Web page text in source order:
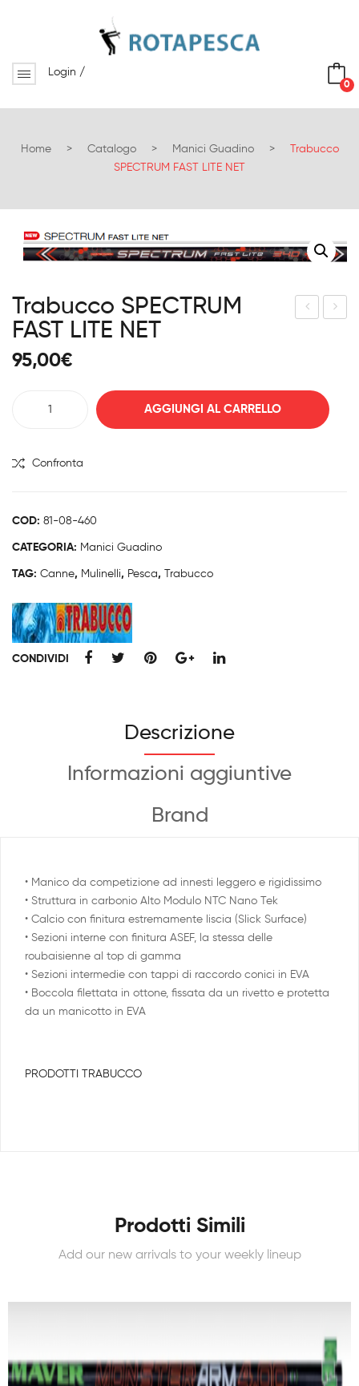
0
Login /
Home > Catalogo > Manici Guadino >
Trabucco
SPECTRUM FAST LITE NET
ULT
NTX
iere
Trabucco SPECTRUM
FAST LITE NET
95,00€
AGGIUNGI AL CARRELLO
Confronta
COD: 81-08-460
CATEGORIA: Manici Guadino
TAG: Canne, Mulinelli, Pesca, Trabucco
CONDIVIDI
Descrizione
Informazioni aggiuntive
Brand
• Manico da competizione ad innesti leggero e rigidissimo
• Struttura in carbonio Alto Modulo NTC Nano Tek
• Calcio con finitura estremamente liscia (Slick Surface)
• Sezioni interne con finitura ASEF, la stessa delle
roubaisienne al top di gamma
• Sezioni intermedie con tappi di raccordo conici in EVA
• Boccola filettata in ottone, fissata da un rivetto e protetta
da un manicotto in EVA
PRODOTTI TRABUCCO
Prodotti Simili
Add our new arrivals to your weekly lineup